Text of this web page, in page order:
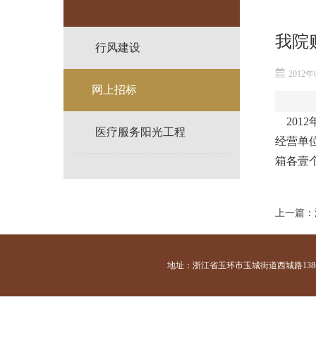
行风建设
网上招标
医疗服务阳光工程
我院
2012
2012
经营单
箱各壹
上一篇
地址：浙江省玉环市玉城街道西城路